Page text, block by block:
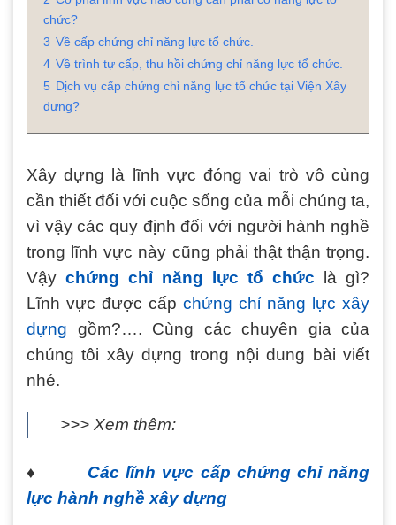
chức?
3 Về cấp chứng chỉ năng lực tổ chức.
4 Về trình tự cấp, thu hồi chứng chỉ năng lực tổ chức.
5 Dịch vụ cấp chứng chỉ năng lực tổ chức tại Viện Xây
dựng?
Xây dựng là lĩnh vực đóng vai trò vô cùng
cần thiết đối với cuộc sống của mỗi chúng ta,
vì vậy các quy định đối với người hành nghề
trong lĩnh vực này cũng phải thật thận trọng.
Vậy chứng chỉ năng lực tổ chức là gì?
Lĩnh vực được cấp chứng chỉ năng lực xây
dựng gồm?…. Cùng các chuyên gia của
chúng tôi xây dựng trong nội dung bài viết
nhé.
>>> Xem thêm:
♦ Các lĩnh vực cấp chứng chỉ năng
lực hành nghề xây dựng